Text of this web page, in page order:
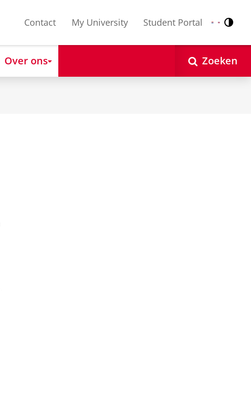
Contact My University Student Portal Nederlands
English
Over ons Zoeken